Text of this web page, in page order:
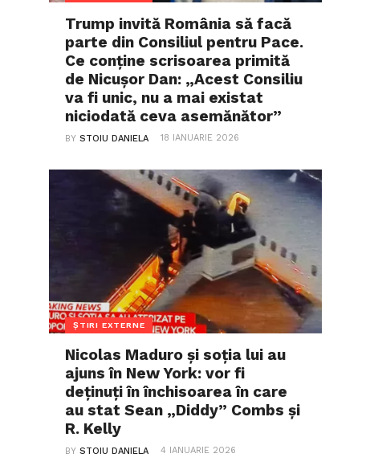
Trump invită România să facă
parte din Consiliul pentru Pace.
Ce conține scrisoarea primită
de Nicușor Dan: „Acest Consiliu
va fi unic, nu a mai existat
niciodată ceva asemănător”
BYSTOIU DANIELA 18 IANUARIE 2026
ȘTIRI EXTERNE
Nicolas Maduro și soția lui au
ajuns în New York: vor fi
deținuți în închisoarea în care
au stat Sean „Diddy” Combs și
R. Kelly
BYSTOIU DANIELA 4 IANUARIE 2026